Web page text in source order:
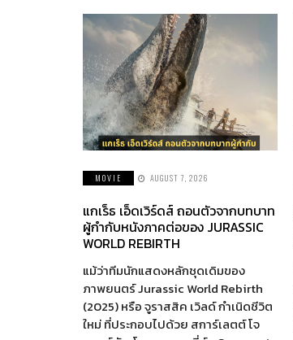
MOVIE AUGUST 7, 2026
แกเร็ธ เอ็ดเวิร์ดส์ ถอนตัวจากบทบาท
ผู้กำกับหนังภาคต่อของ JURASSIC
WORLD REBIRTH
แม้ว่าทีมนักแสดงหลักชุดเดิมของ
ภาพยนตร์ Jurassic World Rebirth
(2025) หรือ จูราสสิค เวิลด์ กำเนิดชีวิต
ใหม่ ที่ประกอบไปด้วย สการ์เลตต์ โจ